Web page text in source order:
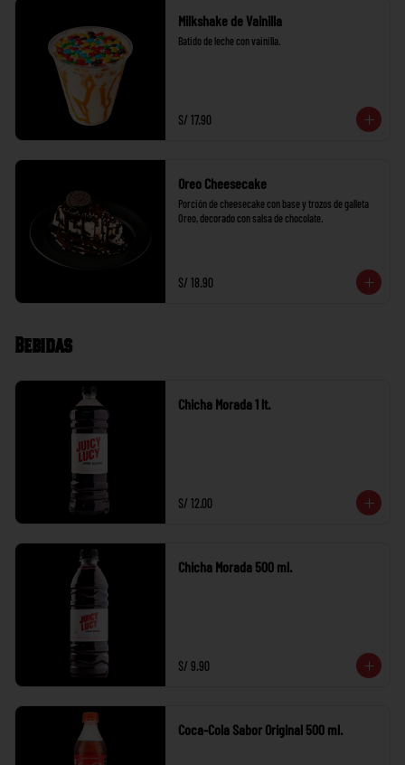
Milkshake de Vainilla
Batido de leche con vainilla.
S/ 17.90
Oreo Cheesecake
Porción de cheesecake con base y trozos de galleta
Oreo, decorado con salsa de chocolate.
S/ 18.90
Bebidas
Chicha Morada 1 lt.
S/ 12.00
Chicha Morada 500 ml.
S/ 9.90
Coca-Cola Sabor Original 500 ml.